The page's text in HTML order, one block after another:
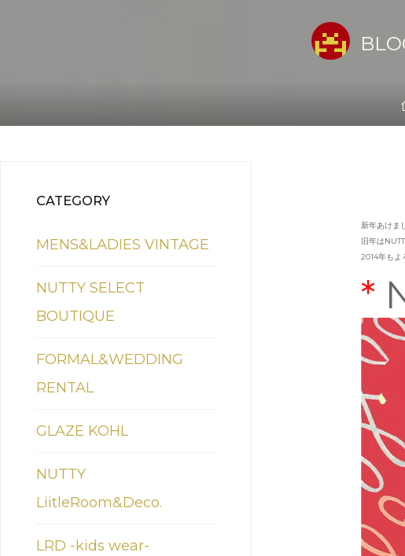
新年あけま
旧年は
2014年もよ
*
CATEGORY
MENS&LADIES VINTAGE
NUTTY SELECT
BOUTIQUE
FORMAL&WEDDING
RENTAL
GLAZE KOHL
NUTTY
LiitleRoom&Deco.
LRD -kids wear-